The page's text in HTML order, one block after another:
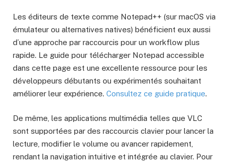
Les éditeurs de texte comme Notepad++ (sur macOS via
émulateur ou alternatives natives) bénéficient eux aussi
d’une approche par raccourcis pour un workflow plus
rapide. Le guide pour télécharger Notepad accessible
dans cette page est une excellente ressource pour les
développeurs débutants ou expérimentés souhaitant
améliorer leur expérience. Consultez ce guide pratique.
De même, les applications multimédia telles que VLC
sont supportées par des raccourcis clavier pour lancer la
lecture, modifier le volume ou avancer rapidement,
rendant la navigation intuitive et intégrée au clavier. Pour